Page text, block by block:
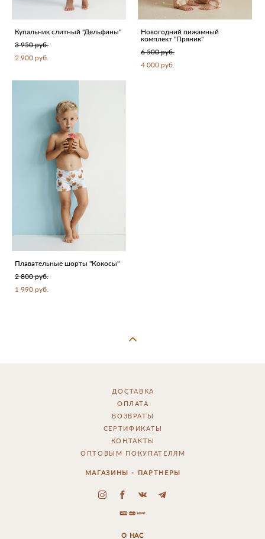
Купальник слитный "Дельфины"
3 950 pуб.
2 900 pуб.
Новогодний пижамный
комплект "Пряник"
6 500 pуб.
4 000 pуб.
Плавательные шорты "Кокосы"
2 800 pуб.
1 990 pуб.
ДОСТАВКА
ОПЛАТА
ВОЗВРАТЫ
СЕРТИФИКАТЫ
КОНТАКТЫ
ОПТОВЫМ ПОКУПАТЕЛЯМ
МАГАЗИНЫ - ПАРТНЕРЫ
О НАС